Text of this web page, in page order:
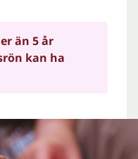
än 5 år
kan ha